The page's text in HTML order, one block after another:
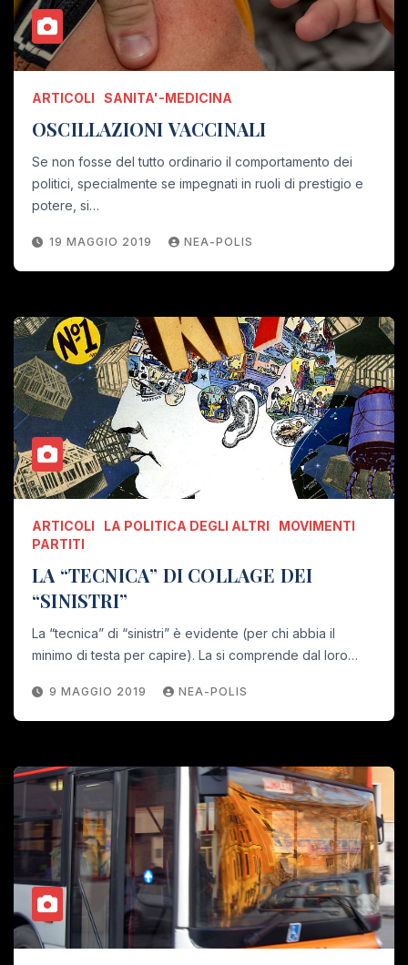
ARTICOLI SANITA'-MEDICINA
OSCILLAZIONI VACCINALI
Se non fosse del tutto ordinario il comportamento dei
politici, specialmente se impegnati in ruoli di prestigio e
potere, si…
19 MAGGIO 2019 NEA-POLIS
ARTICOLI LA POLITICA DEGLI ALTRI
MOVIMENTI
PARTITI
LA “TECNICA” DI COLLAGE DEI
“SINISTRI”
La “tecnica” di “sinistri” è evidente (per chi abbia il
minimo di testa per capire). La si comprende dal loro…
9 MAGGIO 2019 NEA-POLIS